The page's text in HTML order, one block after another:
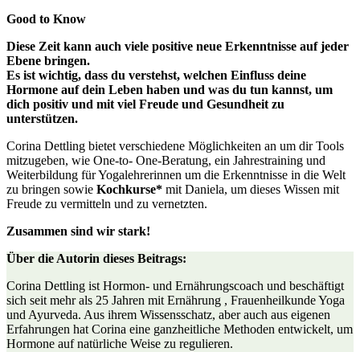
Good to Know
Diese Zeit kann auch viele positive neue Erkenntnisse auf jeder
Ebene bringen.
Es ist wichtig, dass du verstehst, welchen Einfluss deine
Hormone auf dein Leben haben und was du tun kannst, um
dich positiv und mit viel Freude und Gesundheit zu
unterstützen.
Corina Dettling bietet verschiedene Möglichkeiten an um dir Tools
mitzugeben, wie One-to- One-Beratung, ein Jahrestraining und
Weiterbildung für Yogalehrerinnen um die Erkenntnisse in die Welt
zu bringen sowie Kochkurse* mit Daniela, um dieses Wissen mit
Freude zu vermitteln und zu vernetzten.
Zusammen sind wir stark!
Über die Autorin dieses Beitrags:
Corina Dettling ist Hormon- und Ernährungscoach und beschäftigt
sich seit mehr als 25 Jahren mit Ernährung , Frauenheilkunde Yoga
und Ayurveda. Aus ihrem Wissensschatz, aber auch aus eigenen
Erfahrungen hat Corina eine ganzheitliche Methoden entwickelt, um
Hormone auf natürliche Weise zu regulieren.